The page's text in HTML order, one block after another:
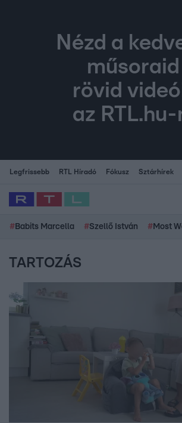
Nézd a
műsoraid
rövid
az RTL.hu-
Legfrissebb RTL Híradó Fókusz Sztárhírek
# Babits Marcella #Szellő István # Most
TARTOZÁS